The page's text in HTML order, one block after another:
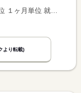
より転載)